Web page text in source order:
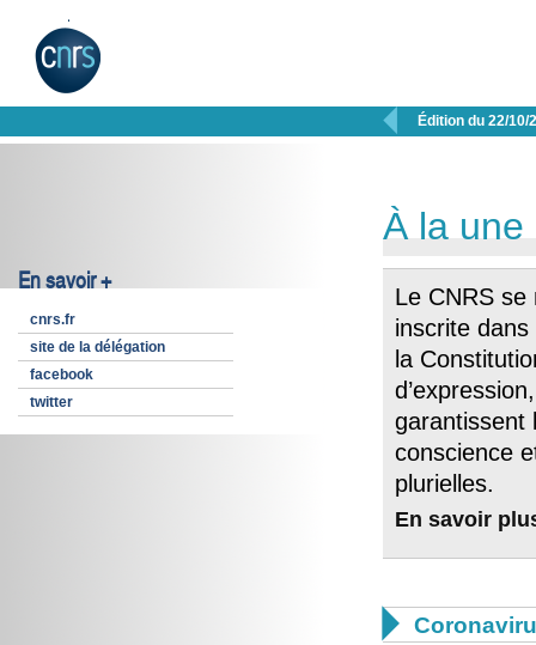
 Édition du 22/10/
En savoir +
cnrs.fr
site de la délégation
facebook
twitter
À la une
Le CNRS
inscrite
la
garantissent
conscience
plurielles.
En savoir
